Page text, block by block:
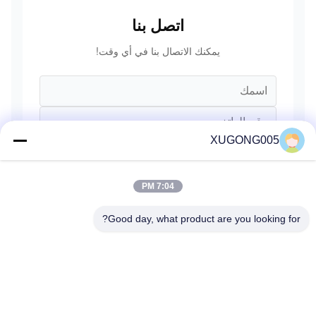
اتصل بنا
يمكنك الاتصال بنا في أي وقت!
XUGONG005
7:04 PM
Good day, what product are you looking for?